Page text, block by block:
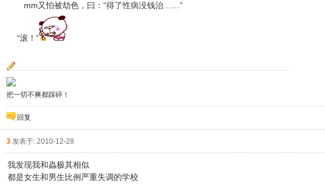
mm又怕被劫色，曰：“得了性病没钱治……”
“滚！”
把一切不爽都踩碎！
回复
3 发表于: 2010-12-28
我发现我和蟲极其相似
都是女生和男生比例严重失调的学校